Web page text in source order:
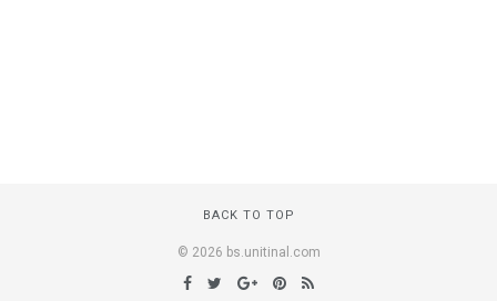
BACK TO TOP
© 2026 bs.unitinal.com